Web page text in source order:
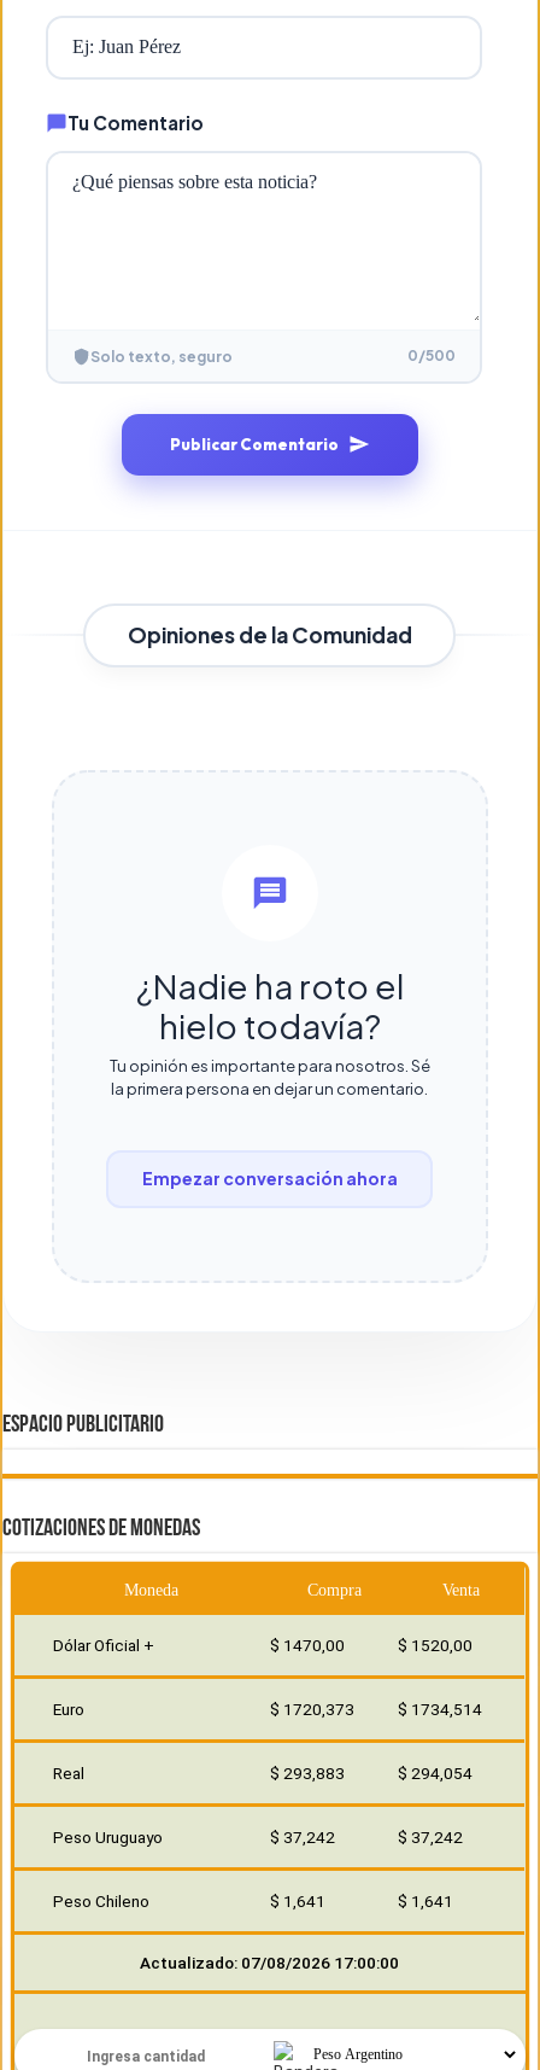
Tu Comentario
Solo texto, seguro 0/500
Publicar Comentario
Opiniones de la Comunidad
¿Nadie ha roto el
hielo todavía?
Tu opinión es importante para nosotros. Sé
la primera persona en dejar un comentario.
Empezar conversación ahora
ESPACIO PUBLICITARIO
COTIZACIONES DE MONEDAS
Moneda Compra Venta
Dólar Oficial + $ 1470,00 $ 1520,00
Euro $ 1720,373 $ 1734,514
Real $ 293,883 $ 294,054
Peso Uruguayo $ 37,242 $ 37,242
Peso Chileno $ 1,641 $ 1,641
Actualizado: 07/08/2026 17:00:00